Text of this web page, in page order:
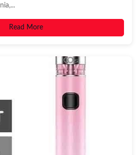
Read More